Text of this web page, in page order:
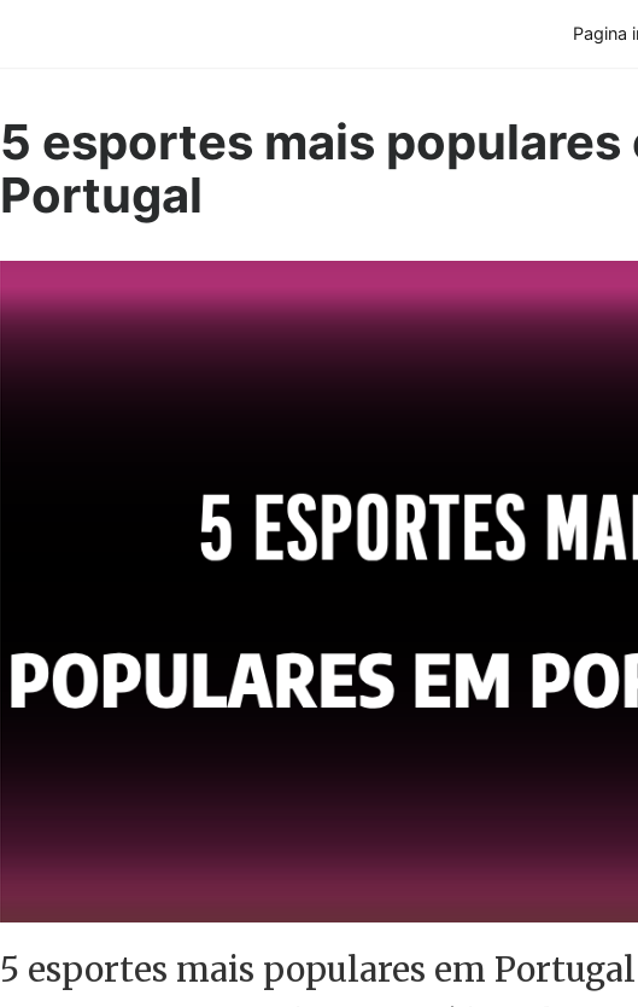
Pagina
5 esportes mais populares
Portugal
5 esportes mais populares em Portugal